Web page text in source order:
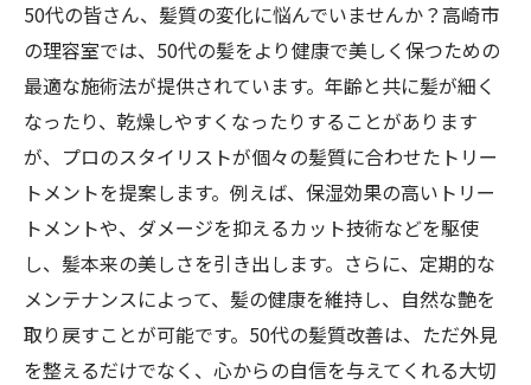
50代の皆さん、髪質の変化に悩んでいませんか？高崎市
の理容室では、50代の髪をより健康で美しく保つための
最適な施術法が提供されています。年齢と共に髪が細く
なったり、乾燥しやすくなったりすることがあります
が、プロのスタイリストが個々の髪質に合わせたトリー
トメントを提案します。例えば、保湿効果の高いトリー
トメントや、ダメージを抑えるカット技術などを駆使
し、髪本来の美しさを引き出します。さらに、定期的な
メンテナンスによって、髪の健康を維持し、自然な艶を
取り戻すことが可能です。50代の髪質改善は、ただ外見
を整えるだけでなく、心からの自信を与えてくれる大切